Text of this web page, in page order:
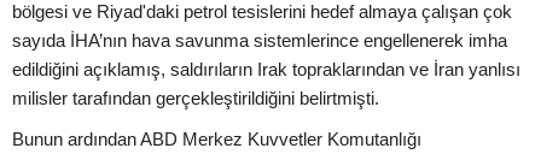
bölgesi ve Riyad'daki petrol tesislerini hedef almaya çalışan çok
sayıda İHA’nın hava savunma sistemlerince engellenerek imha
edildiğini açıklamış, saldırıların Irak topraklarından ve İran yanlısı
milisler tarafından gerçekleştirildiğini belirtmişti.
Bunun ardından ABD Merkez Kuvvetler Komutanlığı